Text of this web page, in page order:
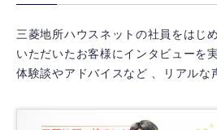
三菱地所ハウスネットの社員をはじ
いただいたお客様にインタビューを
体験談やアドバイスなど 、リアルな